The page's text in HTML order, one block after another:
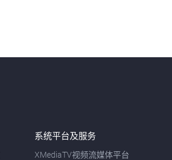
系统平台及服务
XMediaTV视频流媒体平台